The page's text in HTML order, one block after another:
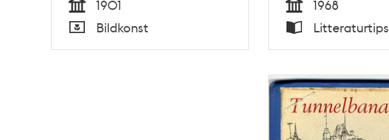
Tid
1901
Typ
Bildkonst Tid
1968
Typ
Litteraturtips